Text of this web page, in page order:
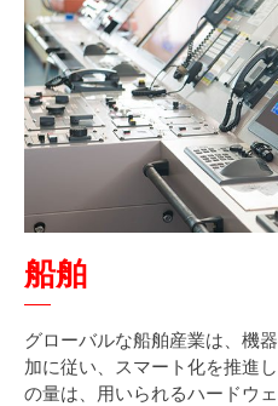
船舶
グローバルな船舶産業は、機
加に従い、スマート化を推進
の量は、用いられるハードウ